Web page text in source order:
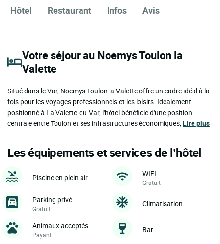
Hôtel Restaurant Infos Avis
Votre séjour au Noemys Toulon la
Valette
Situé dans le Var, Noemys Toulon la Valette offre un cadre idéal à la
fois pour les voyages professionnels et les loisirs. Idéalement
positionné à La Valette-du-Var, l'hôtel bénéficie d'une position
centrale entre Toulon et ses infrastructures économiques,Lire plus
Les équipements et services de l’hôtel
Piscine en plein air WIFI
Gratuit
Parking privé
Gratuit
Climatisation
Animaux acceptés
Payant
Bar